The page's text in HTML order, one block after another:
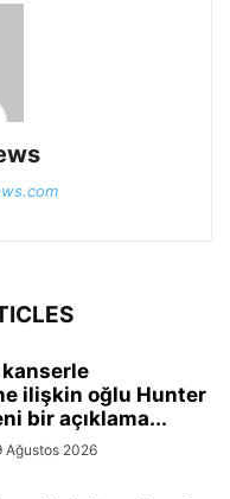
kanserle
ilişkin oğlu Hunter
bir açıklama...
Ağustos 2026